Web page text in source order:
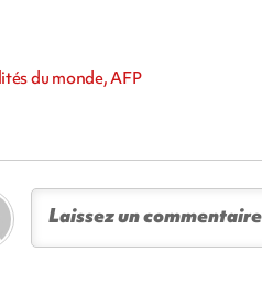
du monde, AFP